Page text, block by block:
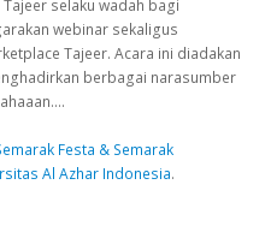
selaku wadah bagi
webinar sekaligus
Tajeer. Acara ini diadakan
berbagai narasumber
Festa & Semarak
Al Azhar Indonesia.